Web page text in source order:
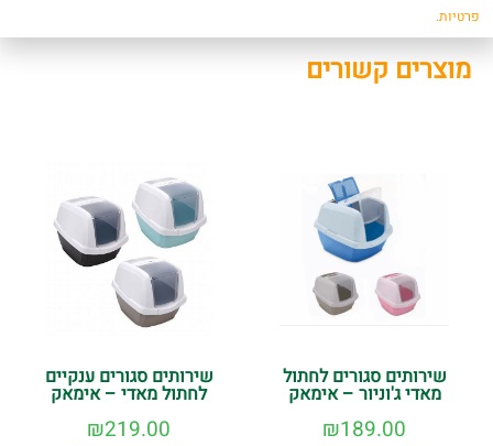
מוצרים קשורים
שירותים סגורים לחתול
מאדי ג'וניור – אימאק
₪189.00
שירותים סגורים ענקיים
לחתול מאדי – אימאק
₪219.00
פרטיות.